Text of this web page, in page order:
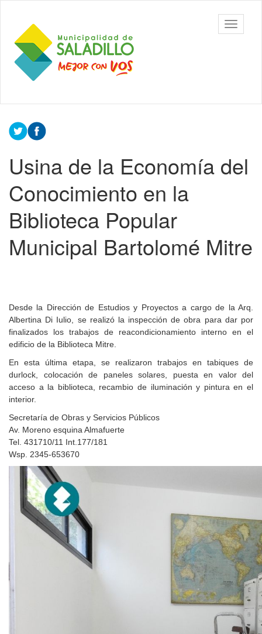
contenido
principal
Municipalidad
de Saladillo
barra
Contenido
principal
Usina de la Economía del
Conocimiento en la
Biblioteca Popular
Municipal Bartolomé Mitre
Desde la Dirección de Estudios y Proyectos a cargo de la Arq.
Albertina Di Iulio, se realizó la inspección de obra para dar por
finalizados los trabajos de reacondicionamiento interno en el
edificio de la Biblioteca Mitre.
En esta última etapa, se realizaron trabajos en tabiques de
durlock, colocación de paneles solares, puesta en valor del
acceso a la biblioteca, recambio de iluminación y pintura en el
interior.
Secretaría de Obras y Servicios Públicos
Av. Moreno esquina Almafuerte
Tel. 431710/11 Int.177/181
Wsp. 2345-653670